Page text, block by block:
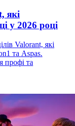
які
у 2026 році
Valorant, які
та Aspas.
профі та